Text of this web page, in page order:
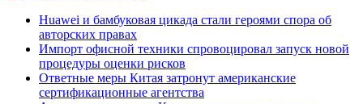
Huawei и бамбуковая цикада стали героями спора об
авторских правах
Импорт офисной техники спровоцировал запуск новой
процедуры оценки рисков
Ответные меры Китая затронут американские
сертификационные агентства